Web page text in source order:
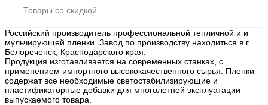
Товары со скидкой
Российский производитель профессиональной тепличной и и
мульчирующей пленки. Завод по производству находиться в г.
Белореченск, Краснодарского края.
Продукция изготавливается на современных станках, с
применением импортного высококачественного сырья. Пленки
содержат все необходимые светостабилизирующие и
пластификаторные добавки для многолетней эксплуатации
выпускаемого товара.